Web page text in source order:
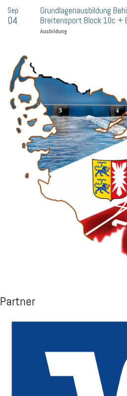
Sep
04
Grundlagenausbildung
Breitensport Block 10c +
Ausbildung
Partner